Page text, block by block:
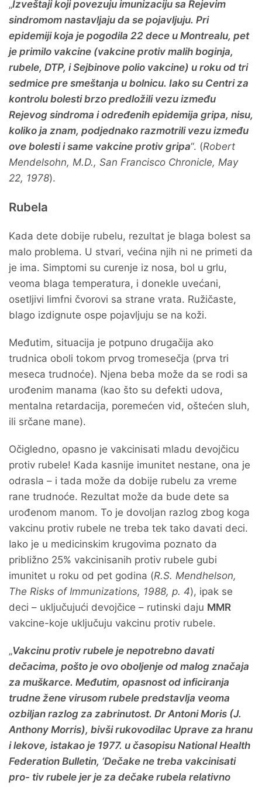
„Izveštaji koji povezuju imunizaciju sa Rejevim
sindromom nastavljaju da se pojavljuju. Pri
epidemiji koja je pogodila 22 dece u Montrealu, pet
je primilo vakcine (vakcine protiv malih boginja,
rubele, DTP, i Sejbinove polio vakcine) u roku od tri
sedmice pre smeštanja u bolnicu. Iako su Centri za
kontrolu bolesti brzo predložili vezu između
Rejevog sindroma i određenih epidemija gripa, nisu,
koliko ja znam, podjednako razmotrili vezu između
ove bolesti i same vakcine protiv gripa“. (Robert
Mendelsohn, M.D., San Francisco Chronicle, May
22, 1978).
Rubela
Kada dete dobije rubelu, rezultat je blaga bolest sa
malo problema. U stvari, većina njih ni ne primeti da
je ima. Simptomi su curenje iz nosa, bol u grlu,
veoma blaga temperatura, i donekle uvećani,
osetljivi limfni čvorovi sa strane vrata. Ružičaste,
blago izdignute ospe pojavljuju se na koži.
Međutim, situacija je potpuno drugačija ako
trudnica oboli tokom prvog tromesečja (prva tri
meseca trudnoće). Njena beba može da se rodi sa
urođenim manama (kao što su defekti udova,
mentalna retardacija, poremećen vid, oštećen sluh,
ili srčane mane).
Očigledno, opasno je vakcinisati mladu devojčicu
protiv rubele! Kada kasnije imunitet nestane, ona je
odrasla – i tada može da dobije rubelu za vreme
rane trudnoće. Rezultat može da bude dete sa
urođenom manom. To je dovoljan razlog zbog koga
vakcinu protiv rubele ne treba tek tako davati deci.
Iako je u medicinskim krugovima poznato da
približno 25% vakcinisanih protiv rubele gubi
imunitet u roku od pet godina (R.S. Mendhelson,
The Risks of Immunizations, 1988, p. 4), ipak se
deci – uključujući devojčice – rutinski daju MMR
vakcine-koje uključuju vakcinu protiv rubele.
„Vakcinu protiv rubele je nepotrebno davati
dečacima, pošto je ovo oboljenje od malog značaja
za muškarce. Međutim, opasnost od inficiranja
trudne žene virusom rubele predstavlja veoma
ozbiljan razlog za zabrinutost. Dr Antoni Moris (J.
Anthony Morris), bivši rukovodilac Uprave za hranu
i lekove, istakao je 1977. u časopisu National Health
Federation Bulletin, ‘Dečake ne treba vakcinisati
pro- tiv rubele jer je za dečake rubela relativno